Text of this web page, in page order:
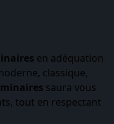
en adéquation
classique,
saura vous
tout en respectant